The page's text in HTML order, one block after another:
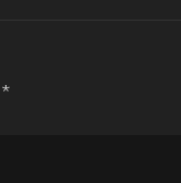
*